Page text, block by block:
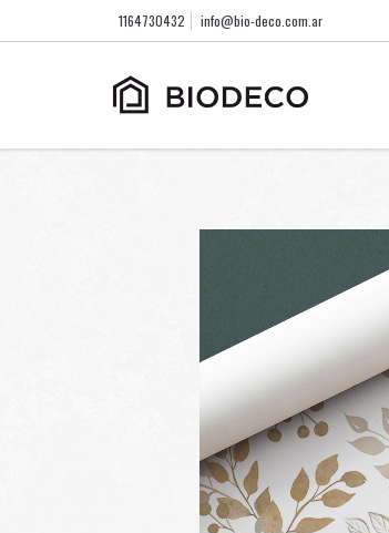
1164730432 info@bio-deco.com.ar